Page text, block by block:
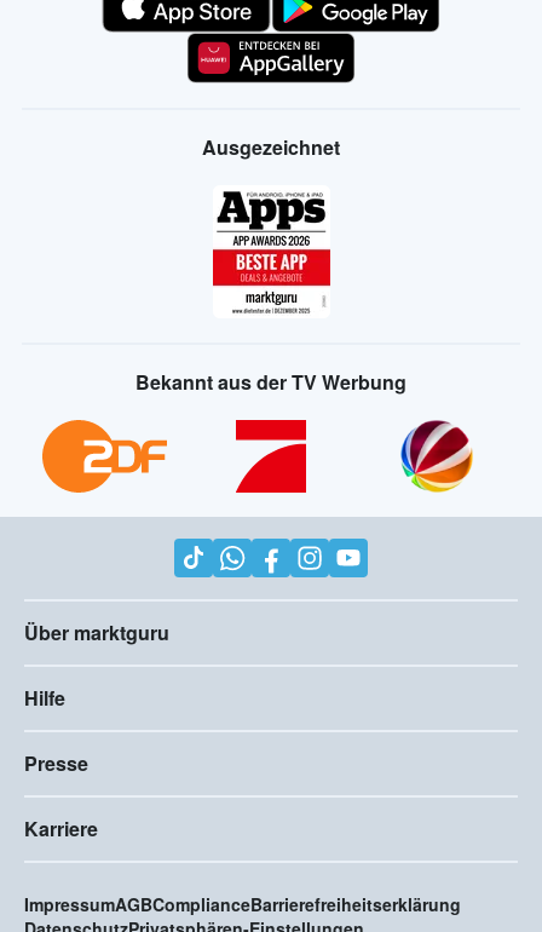
Ausgezeichnet
Bekannt aus der TV Werbung
Über marktguru
Hilfe
Presse
Karriere
ImpressumAGBComplianceBarrierefreiheitserklärung